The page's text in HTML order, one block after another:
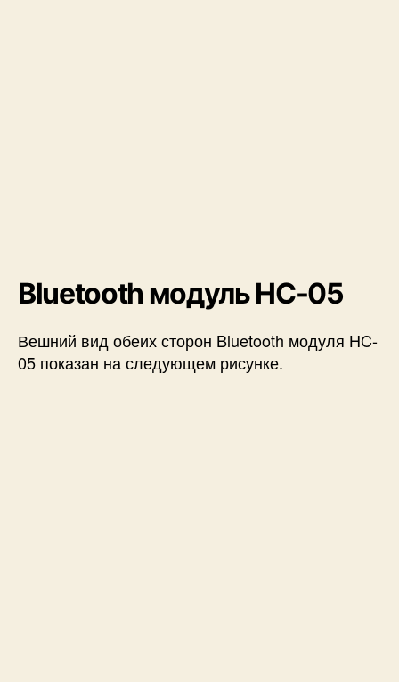
Bluetooth модуль HC-05
Вешний вид обеих сторон Bluetooth модуля HC-
05 показан на следующем рисунке.